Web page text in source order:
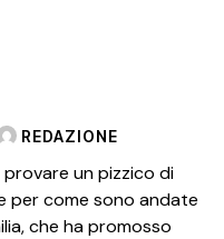
REDAZIONE
un pizzico di
per come sono andate
che ha promosso